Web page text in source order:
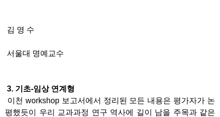
김 영 수
서울대 명예교수
3. 기초-임상 연계형
이천 workshop 보고서에서 정리된 모든 내용은 평가자가 논
평했듯이 우리 교과과정 연구 역사에 길이 남을 주목과 같은